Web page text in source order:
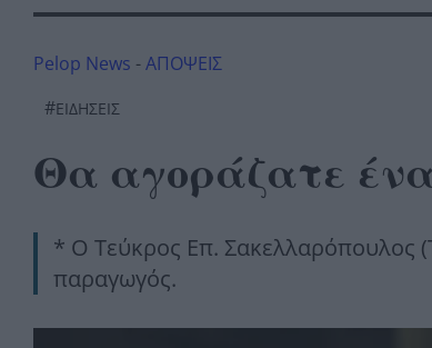
Pelop News -ΑΠΟΨΕΙΣ
#ΕΙΔΗΣΕΙΣ
Θα αγοράζατε
* O Τεύκρος Επ. Σακελλαρόπουλος
παραγωγός.